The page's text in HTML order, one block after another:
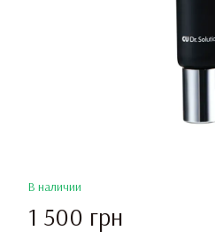
В наличии
1 500 грн